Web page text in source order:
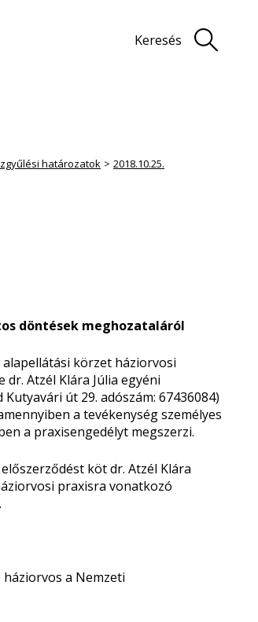
Keresés
határozatok 2018.10.25.
döntések meghozataláról
alapellátási körzet háziorvosi
Atzél Klára Júlia egyéni
út 29. adószám: 67436084)
a tevékenység személyes
a praxisengedélyt megszerzi.
köt dr. Atzél Klára
praxisra vonatkozó
háziorvos a Nemzeti